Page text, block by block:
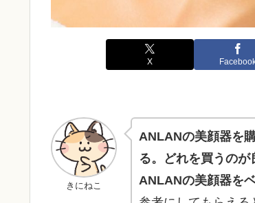
X
きにねこ
ANLANの美顔器を
る。どれを買うの
ANLANの美顔器を